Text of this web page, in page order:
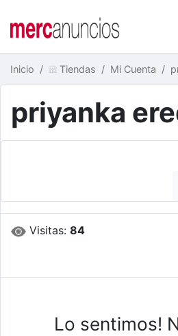
Inicio Tiendas Mi Cuenta
priyanka
Visitas:84
Lo sentimos!